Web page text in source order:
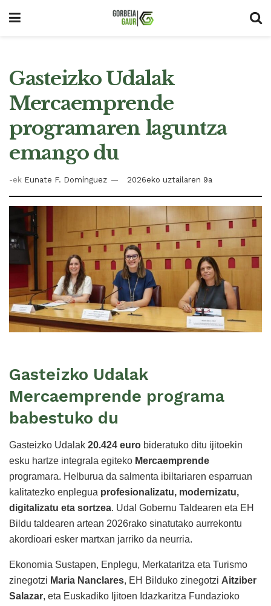
Gasteizko Udalak
Mercaemprende
programaren laguntza
emango du
-ek Eunate F. Domínguez 2026eko uztailaren 9a
Gasteizko Udalak
Mercaemprende programa
babestuko du
Gasteizko Udalak 20.424 euro bideratuko ditu ijitoekin
esku hartze integrala egiteko Mercaemprende
programara. Helburua da salmenta ibiltariaren esparruan
kalitatezko enplegua profesionalizatu, modernizatu,
digitalizatu eta sortzea. Udal Gobernu Taldearen eta EH
Bildu taldearen artean 2026rako sinatutako aurrekontu
akordioari esker martxan jarriko da neurria.
Ekonomia Sustapen, Enplegu, Merkataritza eta Turismo
zinegotzi Maria Nanclares, EH Bilduko zinegotzi Aitziber
Salazar, eta Euskadiko Ijitoen Idazkaritza Fundazioko